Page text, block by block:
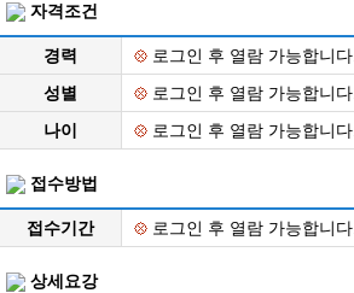
자격조건
경력
로그인 후 열람 가능합니다.
성별
로그인 후 열람 가능합니다.
나이
로그인 후 열람 가능합니다.
접수방법
접수기간 로그인 후 열람 가능합니다.
상세요강